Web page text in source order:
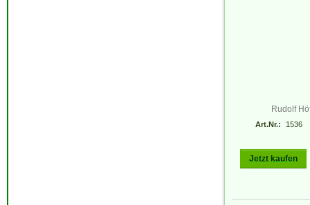
Rudolf
Art.Nr.: 1536
Jetzt kaufen